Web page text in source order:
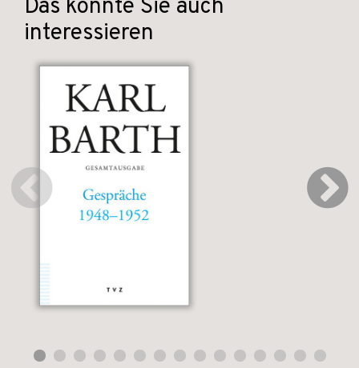
Das könnte Sie auch
interessieren